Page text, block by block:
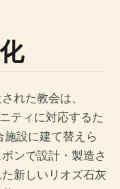
れた教会は、
ティに対応するた
設に建て替えら
ンで設計・製造さ
新しいリオズ石灰